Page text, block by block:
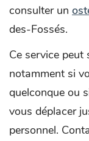
consulter un
des-Fossés.
Ce service peut
notamment si
quelconque ou
vous déplacer
personnel.